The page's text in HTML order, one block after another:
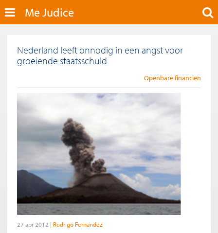
Me Judice
Nederland leeft onnodig in een angst voor
groeiende staatsschuld
Openbare financiën
27 apr 2012 Rodrigo Fernandez